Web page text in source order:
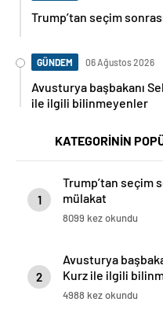
Trump’tan seçim
GÜNDEM 06 Ağustos 2026
Avusturya başbakanı
ile ilgili bilinmeyenler
KATEGORİNİN
1
Trump’tan seçim
mülakat
8099 kez okundu
2
Avusturya
Kurz ile ilgili
4988 kez okundu